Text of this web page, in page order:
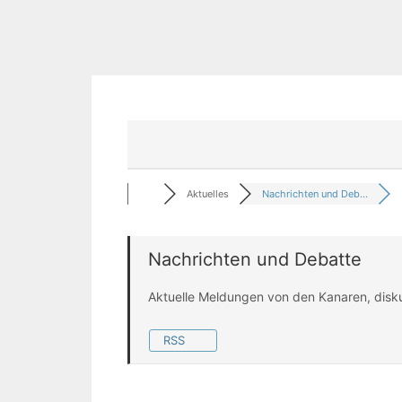
Aktuelles Nachrichten und Deb...
Nachrichten und Debatte
Aktuelle Meldungen von den Kanaren,
RSS